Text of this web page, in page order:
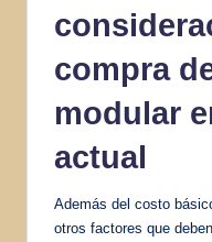
compra
modular
actual
Además del costo
otros factores que